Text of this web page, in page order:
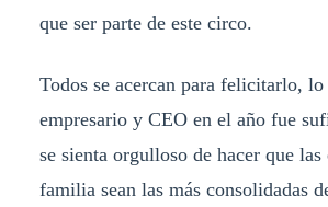
que ser parte de este circo.
Todos se acercan para felicitarlo,
empresario y CEO en el año fue
se sienta orgulloso de hacer que las
familia sean las más consolidadas